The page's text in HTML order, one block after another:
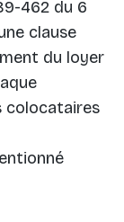
462 du 6
clause
du loyer
colocataires